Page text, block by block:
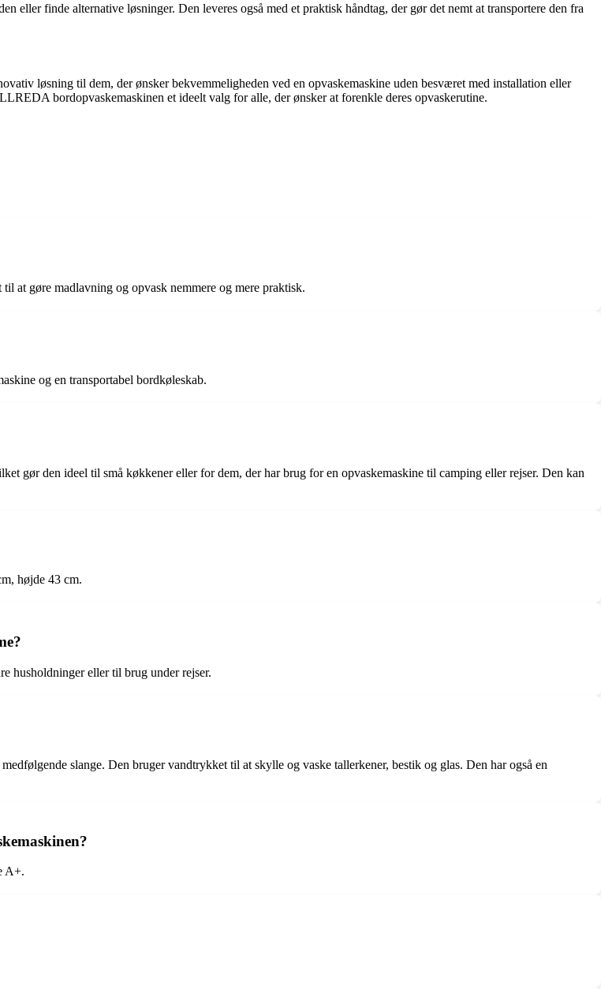
finde alternative løsninger. Den leveres også med et praktisk håndtag, der gør det nemt at transportere den fra
løsning til dem, der ønsker bekvemmeligheden ved en opvaskemaskine uden besværet med installation eller
bordopvaskemaskinen et ideelt valg for alle, der ønsker at forenkle deres opvaskerutine.
at gøre madlavning og opvask nemmere og mere praktisk.
og en transportabel bordkøleskab.
gør den ideel til små køkkener eller for dem, der har brug for en opvaskemaskine til camping eller rejser. Den kan
højde 43 cm.
husholdninger eller til brug under rejser.
slange. Den bruger vandtrykket til at skylle og vaske tallerkener, bestik og glas. Den har også en
A+.